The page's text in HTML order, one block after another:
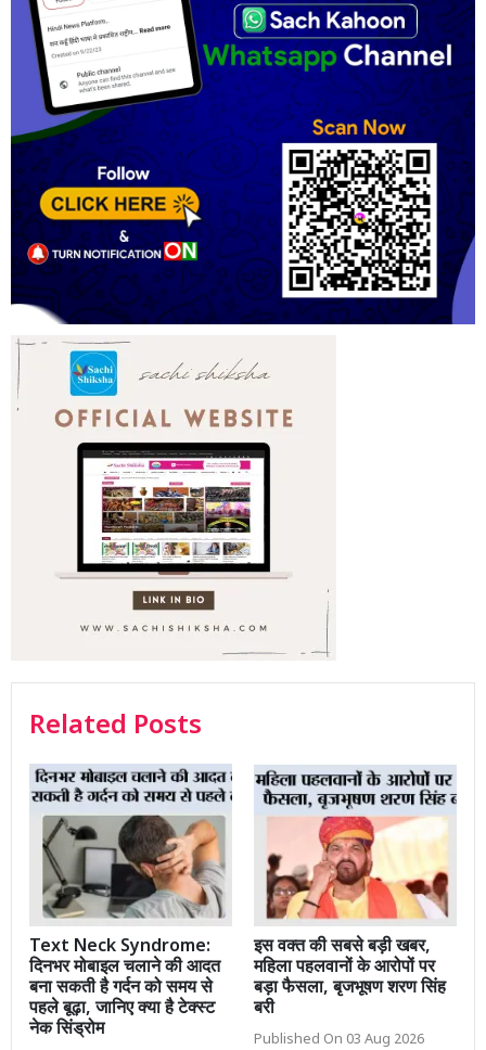
Related Posts
Text Neck Syndrome:
दिनभर मोबाइल चलाने की आदत
बना सकती है गर्दन को समय से
पहले बूढ़ा, जानिए क्या है टेक्स्ट
नेक सिंड्रोम
इस वक्त की सबसे बड़ी खबर,
महिला पहलवानों के आरोपों पर
बड़ा फैसला, बृजभूषण शरण सिंह
बरी
Published On 03 Aug 2026